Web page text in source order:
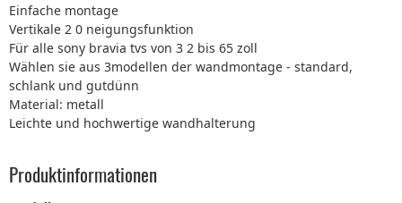
Einfache montage
Vertikale 2 0 neigungsfunktion
Für alle sony bravia tvs von 3 2 bis 65 zoll
Wählen sie aus 3modellen der wandmontage - standard,
schlank und gutdünn
Material: metall
Leichte und hochwertige wandhalterung
Produktinformationen